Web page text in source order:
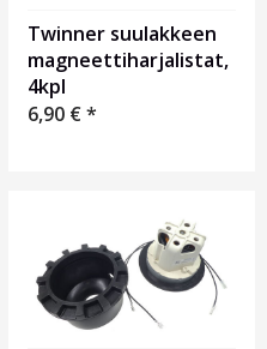
Twinner suulakkeen
magneettiharjalistat,
4kpl
6,90 €*